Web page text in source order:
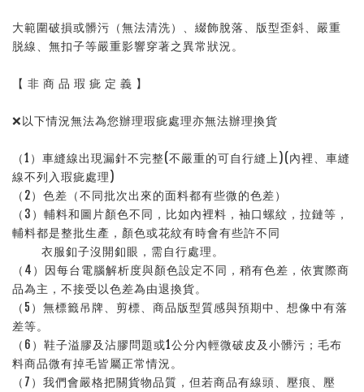
大範圍破損或髒污（無法清洗）、綴飾脫落、版型歪斜、嚴重
脱線、無扣子等嚴重影響穿著之異常狀況。
【 非 商 品 瑕 疵 定 義 】
❌以下情況無法為您辦理瑕疵處理亦無法辦理換貨
（1）車縫線出現漏針不完整(不嚴重的可自行縫上)(內裡、車縫
線不列入瑕疵處理)
（2）色差（不同批次出來的面料都有些微的色差）
（3）輔料和圖片顏色不同，比如內裡料，袖口螺紋，拉鏈等，
輔料都是整批生產，顏色或花紋有時會有些許不同
衣服釦子沒開釦眼，需自行處理。
（4）因每台電腦解析度與顏色設定不同，稍有色差，依實際商
品為主，不接受以色差為由退換貨。
（5）無標籤吊牌、剪標、商品版型質感與預期中、想像中有落
差等。
（6）鞋子溢膠及沾膠問題或1公分內輕微破皮及小髒污；毛布
料商品微有掉毛皆屬正常情況。
（7）我們會嚴格把關貨物品質，但若商品有線頭、壓痕、壓